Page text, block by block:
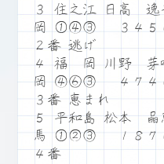
３ 住之江 日高
岡 ①④③ ３４５
２番 逃げ
４ 福 岡 川野 芽
岡 ④⑥③ ４７４
３番 恵まれ
５ 平和島 松本
馬 ①②③ １８７
４番